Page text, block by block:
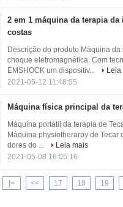
2 em 1 máquina da terapia
costas
Descrição do produto Máquina
choque eletromagnética. Com
EMSHOCK um dispositiv...
Leia
2021-05-12 11:48:55
Máquina física principal da
Máquina portátil da terapia de
Máquina physiotherarpy de
dores do ...
Leia mais
2021-05-08 16:05:16
|< << 17 18 19